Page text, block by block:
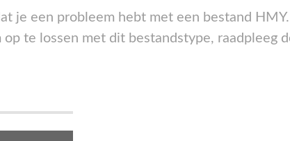
je een probleem hebt met een bestand HMY.
te lossen met dit bestandstype, raadpleeg